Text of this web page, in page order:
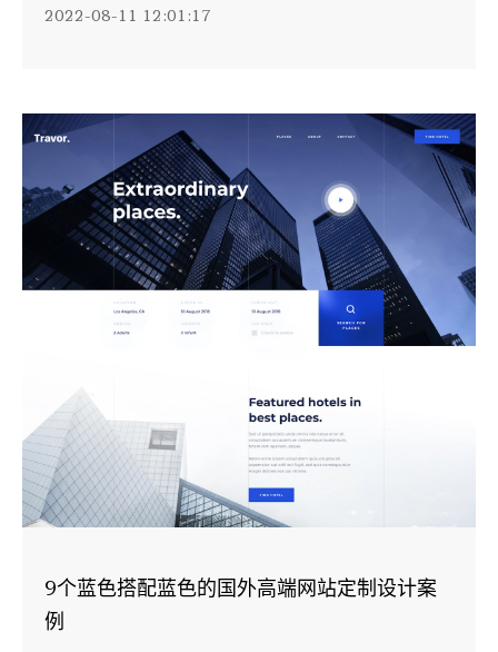
2022-08-11 12:01:17
9个蓝色搭配蓝色的国外高端网站定制设计案
例